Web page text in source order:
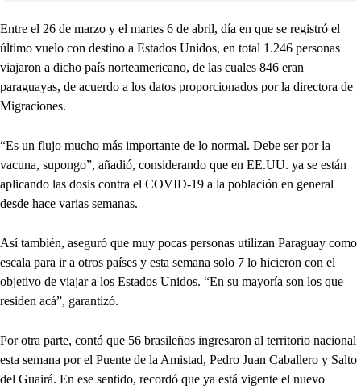
Entre el 26 de marzo y el martes 6 de abril, día en que se registró el
último vuelo con destino a Estados Unidos, en total 1.246 personas
viajaron a dicho país norteamericano, de las cuales 846 eran
paraguayas, de acuerdo a los datos proporcionados por la directora de
Migraciones.
“Es un flujo mucho más importante de lo normal. Debe ser por la
vacuna, supongo”, añadió, considerando que en EE.UU. ya se están
aplicando las dosis contra el COVID-19 a la población en general
desde hace varias semanas.
Así también, aseguró que muy pocas personas utilizan Paraguay como
escala para ir a otros países y esta semana solo 7 lo hicieron con el
objetivo de viajar a los Estados Unidos. “En su mayoría son los que
residen acá”, garantizó.
Por otra parte, contó que 56 brasileños ingresaron al territorio nacional
esta semana por el Puente de la Amistad, Pedro Juan Caballero y Salto
del Guairá. En ese sentido, recordó que ya está vigente el nuevo